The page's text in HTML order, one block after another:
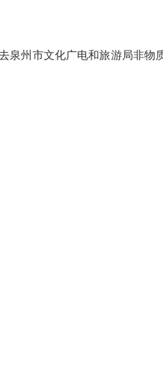
州市文化广电和旅游局非物